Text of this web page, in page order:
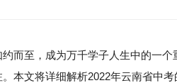
而至，成为万千学子人生中的一个
本文将详细解析2022年云南省中